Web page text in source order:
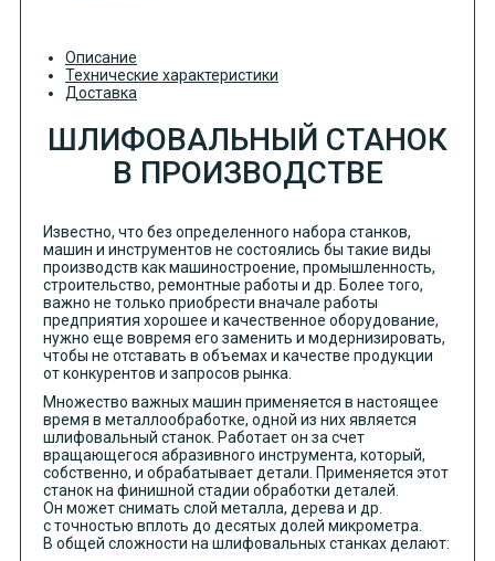
Описание
Технические характеристики
Доставка
ШЛИФОВАЛЬНЫЙ СТАНОК
В ПРОИЗВОДСТВЕ
Известно, что без определенного набора станков,
машин и инструментов не состоялись бы такие виды
производств как машиностроение, промышленность,
строительство, ремонтные работы и др. Более того,
важно не только приобрести вначале работы
предприятия хорошее и качественное оборудование,
нужно еще вовремя его заменить и модернизировать,
чтобы не отставать в объемах и качестве продукции
от конкурентов и запросов рынка.
Множество важных машин применяется в настоящее
время в металлообработке, одной из них является
шлифовальный станок. Работает он за счет
вращающегося абразивного инструмента, который,
собственно, и обрабатывает детали. Применяется этот
станок на финишной стадии обработки деталей.
Он может снимать слой металла, дерева и др.
с точностью вплоть до десятых долей микрометра.
В общей сложности на шлифовальных станках делают: